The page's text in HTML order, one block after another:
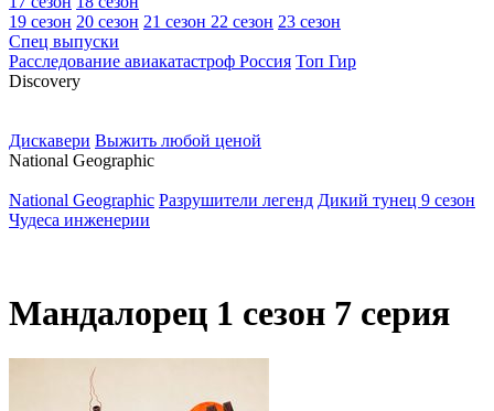
19 сезон 20 сезон 21 сезон 22 сезон 23 сезон
Спец выпуски
Расследование авиакатастроф Россия Топ Гир
Discovery
Дискавери Выжить любой ценой
National Geographic
National Geographic Разрушители легенд Дикий тунец 9 сезон
Чудеса инженерии
Мандалорец 1 сезон 7 серия